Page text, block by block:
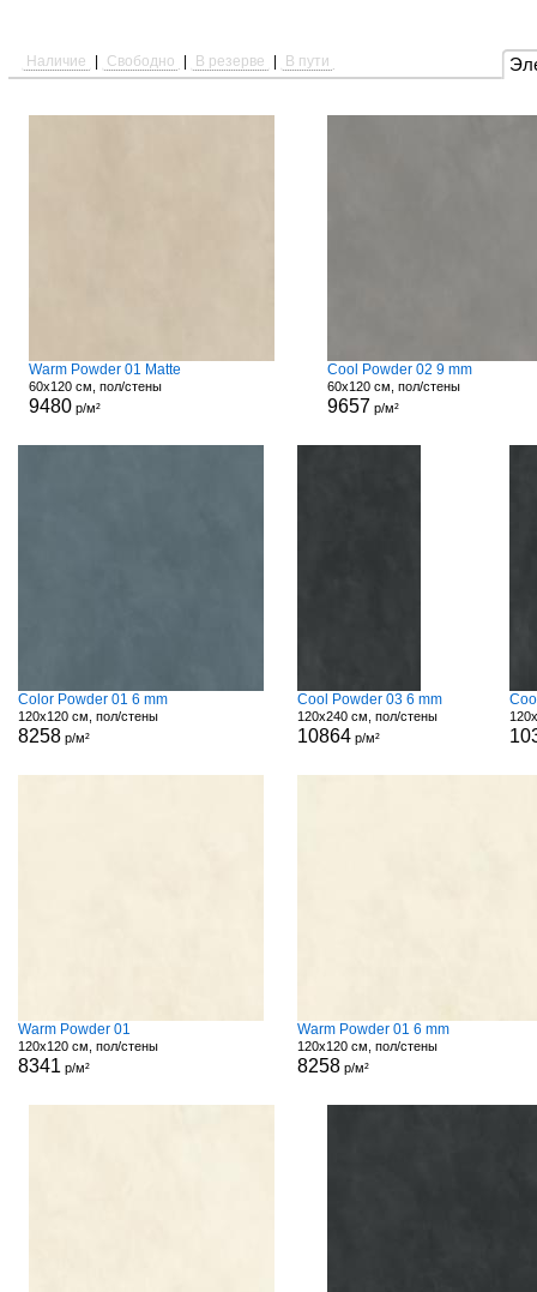
Наличие Свободно В резерве В пути
Warm Powder 01 Matte
60x120 см, пол/стены
9480р/м²
Cool Powder 02 9 mm
60x120 см, пол/стены
9657 р/м²
Color Powder 01 6 mm
120x120 см, пол/стены
8258 р/м²
Cool Powder 03 6 mm
120x240 см, пол/стены
10864р/м²
Warm Powder 01
120x120 см, пол/стены
8341 р/м²
Warm Powder 01 6 mm
120x120 см, пол/стены
8258р/м²